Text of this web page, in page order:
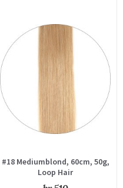
#18 Mediumblond, 60cm, 50g,
Loop Hair